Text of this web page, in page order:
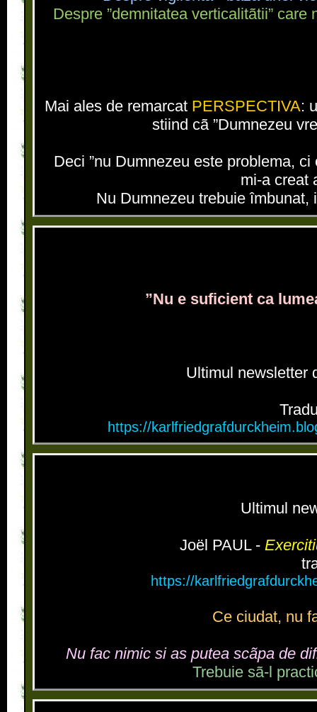
Despre ”demnitatea verticalitãtii”
Mai ales de remarcat PERSPECTIVA:
stiind cã ”Dumnezeu
Deci ”nu Dumnezeu este problema,
mi-a creat
Nu Dumnezeu trebuie îmbunat,
”Nu e suficient ca
Ultimul newsletter
https://
Ultimul
Joël PAUL -
https://
Ce ciudat, nu
Nu fac nimic si as putea scãpa de
Trebuie sã-l